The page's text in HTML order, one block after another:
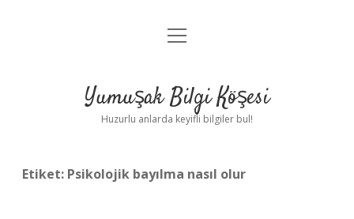
Anasayfa
Yasal Uyarı
menüyü
Yumuşak Bilgi Köşesi
Huzurlu anlarda keyifli bilgiler bul!
Etiket: Psikolojik bayılma nasıl olur